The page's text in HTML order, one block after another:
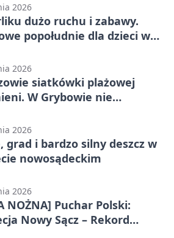
2026
dużo ruchu i zabawy.
popołudnie dla dzieci w
2026
siatkówki plażowej
W Grybowie nie
2026
grad i bardzo silny deszcz w
nowosądeckim
2026
NOŻNA] Puchar Polski:
Nowy Sącz – Rekord